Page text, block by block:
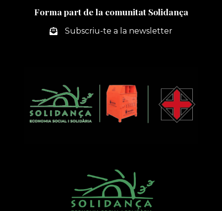
Forma part de la comunitat Solidança
Subscriu-te a la newsletter